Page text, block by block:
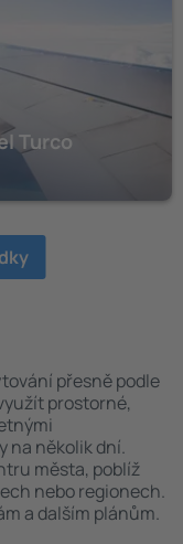
Turco
přesně podle
prostorné,
na několik dní.
města, poblíž
nebo regionech.
a dalším plánům.